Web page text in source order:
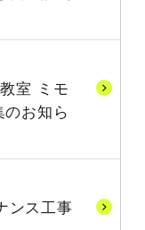
室 ミモ
お知ら
ンス工事